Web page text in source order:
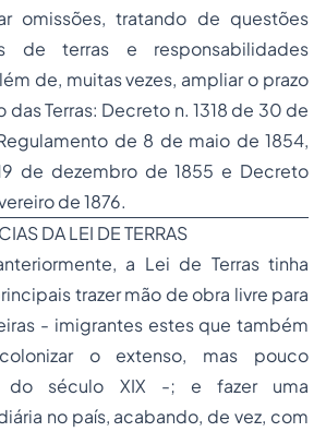
omissões, tratando de questões
de terras e responsabilidades
de, muitas vezes, ampliar o prazo
das Terras: Decreto n. 1318 de 30 de
de 8 de maio de 1854,
de dezembro de 1855 e Decreto
de 1876.
DA LEI DE TERRAS
a Lei de Terras tinha
trazer mão de obra livre para
- imigrantes estes que também
o extenso, mas pouco
do século XIX -; e fazer uma
no país, acabando, de vez, com